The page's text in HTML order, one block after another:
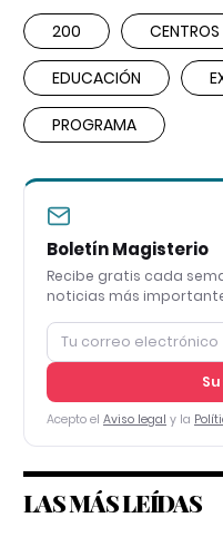
200 CENTROS
EDUCACIÓN
PROGRAMA
Boletín Magisterio
Recibe gratis cada
noticias más
Acepto el Aviso legal y la
LAS MÁS LEÍDAS